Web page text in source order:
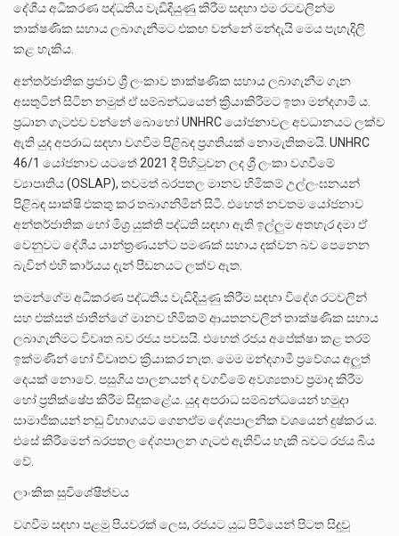
දේශීය අධිකරණ පද්ධතිය වැඩිදියුණු කිරීම සඳහා එම රටවලින්ම
තාක්ෂණික සහාය ලබාගැනීමට එකඟ වන්නේ මන්දැයි මෙය පැහැදිලි
කළ හැකිය.
අන්තර්ජාතික ප්‍රජාව ශ්‍රී ලංකාව තාක්ෂණික සහාය ලබාගැනීම ගැන
අසතුටින් සිටින නමුත් ඒ සම්බන්ධයෙන් ක්‍රියාකිරීමට ඉතා මන්දගාමී ය.
ප්‍රධාන ගැටළුව වන්නේ බොහෝ UNHRC යෝජනාවල අවධානයට ලක්ව
ඇති යුද අපරාධ සඳහා වගවීම පිළිබඳ ප්‍රගතියක් නොමැතිකමයි. UNHRC
46/1 යෝජනාව යටතේ 2021 දී පිහිටුවන ලද ශ්‍රී ලංකා වගවීමේ
ව්‍යාපෘතිය (OSLAP), තවමත් බරපතල මානව හිමිකම් උල්ලංඝනයන්
පිළිබඳ සාක්ෂි එකතු කර තබාගනිමින් සිටී. එහෙත් නවතම යෝජනාව
අන්තර්ජාතික හෝ මිශ්‍ර යුක්ති පද්ධති සඳහා ඇති ඉල්ලුම අතහැර දමා ඒ
වෙනුවට දේශීය යාන්ත්‍රණයන්ට පමණක් සහාය දක්වන බව පෙනෙන
බැවින් එහි කාර්යය දැන් පීඩනයට ලක්ව ඇත.
තමන්ගේම අධිකරණ පද්ධතිය වැඩිදියුණු කිරීම සඳහා විදේශ රටවලින්
සහ එක්සත් ජාතීන්ගේ මානව හිමිකම් ආයතනවලින් තාක්ෂණික සහාය
ලබාගැනීමට විවෘත බව රජය පවසයි. එහෙත් රජය අපේක්ෂා කළ තරම්
ඉක්මණින් හෝ විවෘතව ක්‍රියාකර නැත. මෙම මන්දගාමී ප්‍රවේශය අලුත්
දෙයක් නොවේ. පසුගිය පාලනයන් ද වගවීමේ අවශ්‍යතාව ප්‍රමාද කිරීම
හෝ ප්‍රතික්ෂේප කිරීම සිදුකළේය. යුද අපරාධ සම්බන්ධයෙන් හමුදා
සාමාජිකයන් නඩු විභාගයට ගෙනඒම දේශපාලනික වශයෙන් දුෂ්කර ය.
එසේ කිරීමෙන් බරපතල දේශපාලන ගැටළු ඇතිවිය හැකි බවට රජය බිය
වේ.
ලාංකික සුවිශේෂීත්වය
වගවීම සඳහා පළමු පියවරක් ලෙස, රජයට යුධ පිටියෙන් පිටත සිදුවූ